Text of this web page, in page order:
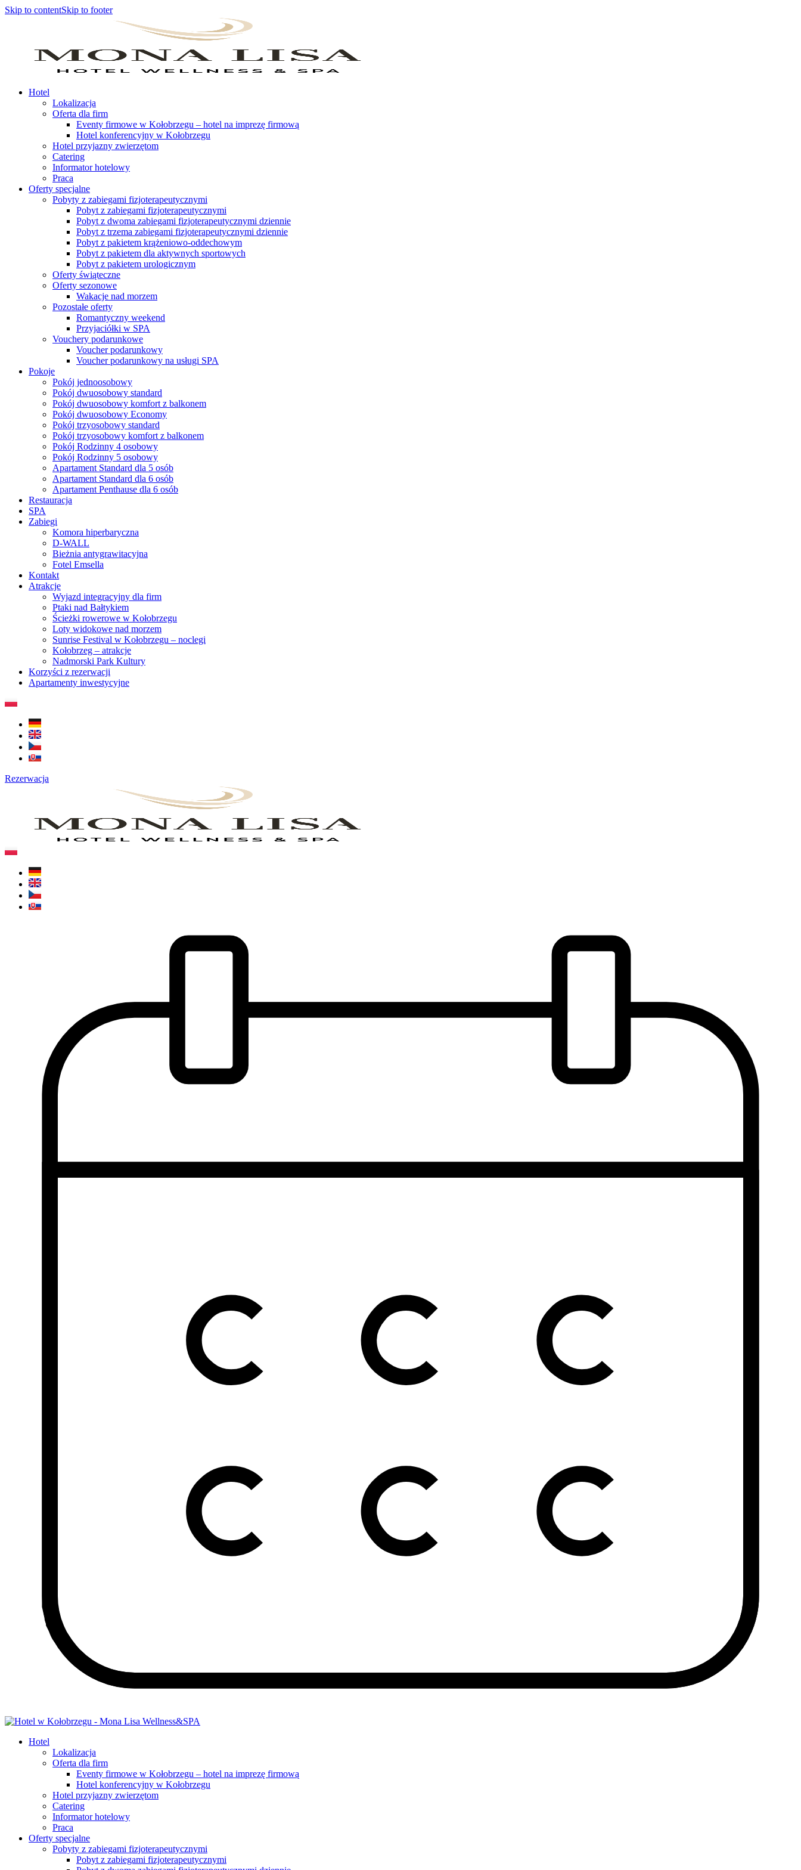
Skip to contentSkip to footer
Hotel
Lokalizacja
Oferta dla firm
Eventy firmowe w Kołobrzegu – hotel na imprezę firmową
Hotel konferencyjny w Kołobrzegu
Hotel przyjazny zwierzętom
Catering
Informator hotelowy
Praca
Oferty specjalne
Pobyty z zabiegami fizjoterapeutycznymi
Pobyt z zabiegami fizjoterapeutycznymi
Pobyt z dwoma zabiegami fizjoterapeutycznymi dziennie
Pobyt z trzema zabiegami fizjoterapeutycznymi dziennie
Pobyt z pakietem krążeniowo-oddechowym
Pobyt z pakietem dla aktywnych sportowych
Pobyt z pakietem urologicznym
Oferty świąteczne
Oferty sezonowe
Wakacje nad morzem
Pozostałe oferty
Romantyczny weekend
Przyjaciółki w SPA
Vouchery podarunkowe
Voucher podarunkowy
Voucher podarunkowy na usługi SPA
Pokoje
Pokój jednoosobowy
Pokój dwuosobowy standard
Pokój dwuosobowy komfort z balkonem
Pokój dwuosobowy Economy
Pokój trzyosobowy standard
Pokój trzyosobowy komfort z balkonem
Pokój Rodzinny 4 osobowy
Pokój Rodzinny 5 osobowy
Apartament Standard dla 5 osób
Apartament Standard dla 6 osób
Apartament Penthause dla 6 osób
Restauracja
SPA
Zabiegi
Komora hiperbaryczna
D-WALL
Bieżnia antygrawitacyjna
Fotel Emsella
Kontakt
Atrakcje
Wyjazd integracyjny dla firm
Ptaki nad Bałtykiem
Ścieżki rowerowe w Kołobrzegu
Loty widokowe nad morzem
Sunrise Festival w Kołobrzegu – noclegi
Kołobrzeg – atrakcje
Nadmorski Park Kultury
Korzyści z rezerwacji
Apartamenty inwestycyjne
Rezerwacja
Hotel
Lokalizacja
Oferta dla firm
Eventy firmowe w Kołobrzegu – hotel na imprezę firmową
Hotel konferencyjny w Kołobrzegu
Hotel przyjazny zwierzętom
Catering
Informator hotelowy
Praca
Oferty specjalne
Pobyty z zabiegami fizjoterapeutycznymi
Pobyt z zabiegami fizjoterapeutycznymi